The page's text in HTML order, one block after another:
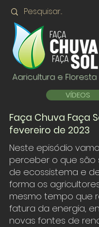
Agricultura e Floresta
VÍDEOS
Faça Chuva Faça
fevereiro de 2023
Neste episódio
perceber o que são
de ecossistema e
forma os
mesmo tempo que
fatura da energia,
novas fontes de